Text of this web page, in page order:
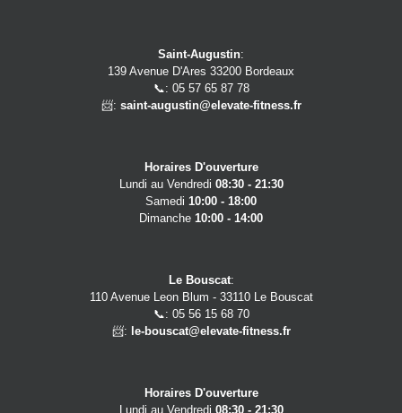
Saint-Augustin:
139 Avenue D'Ares 33200 Bordeaux
📞: 05 57 65 87 78
📨: saint-augustin@elevate-fitness.fr
Horaires D'ouverture
Lundi au Vendredi 08:30 - 21:30
Samedi 10:00 - 18:00
Dimanche 10:00 - 14:00
Le Bouscat:
110 Avenue Leon Blum - 33110 Le Bouscat
📞: 05 56 15 68 70
📨: le-bouscat@elevate-fitness.fr
Horaires D'ouverture
Lundi au Vendredi 08:30 - 21:30